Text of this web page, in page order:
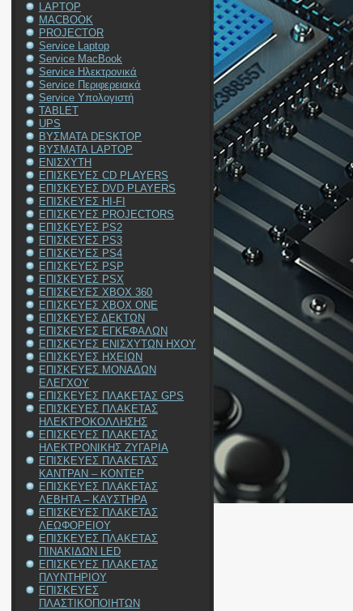
LAPTOP
MACBOOK
PROJECTOR
Service Laptop
Service MacBook
Service Ηλεκτρονικά
Service Περιφερειακά
Service Υπολογιστή
TABLET
UPS
ΒΥΣΜΑΤΑ DESKTOP
ΒΥΣΜΑΤΑ LAPTOP
ΕΝΙΣΧΥΤΗ
ΕΠΙΣΚΕΥΕΣ CD PLAYERS
ΕΠΙΣΚΕΥΕΣ DVD PLAYERS
ΕΠΙΣΚΕΥΕΣ HI-FI
ΕΠΙΣΚΕΥΕΣ PROJECTORS
ΕΠΙΣΚΕΥΕΣ PS2
ΕΠΙΣΚΕΥΕΣ PS3
ΕΠΙΣΚΕΥΕΣ PS4
ΕΠΙΣΚΕΥΕΣ PSP
ΕΠΙΣΚΕΥΕΣ PSX
ΕΠΙΣΚΕΥΕΣ XBOX 360
ΕΠΙΣΚΕΥΕΣ XBOX ONE
ΕΠΙΣΚΕΥΕΣ ΔΕΚΤΩΝ
ΕΠΙΣΚΕΥΕΣ ΕΓΚΕΦΑΛΩΝ
ΕΠΙΣΚΕΥΕΣ ΕΝΙΣΧΥΤΩΝ ΗΧΟΥ
ΕΠΙΣΚΕΥΕΣ ΗΧΕΙΩΝ
ΕΠΙΣΚΕΥΕΣ ΜΟΝΑΔΩΝ
ΕΛΕΓΧΟΥ
ΕΠΙΣΚΕΥΕΣ ΠΛΑΚΕΤΑΣ GPS
ΕΠΙΣΚΕΥΕΣ ΠΛΑΚΕΤΑΣ
ΗΛΕΚΤΡΟΚΟΛΛΗΣΗΣ
ΕΠΙΣΚΕΥΕΣ ΠΛΑΚΕΤΑΣ
ΗΛΕΚΤΡΟΝΙΚΗΣ ΖΥΓΑΡΙΑ
ΕΠΙΣΚΕΥΕΣ ΠΛΑΚΕΤΑΣ
ΚΑΝΤΡΑΝ – ΚΟΝΤΕΡ
ΕΠΙΣΚΕΥΕΣ ΠΛΑΚΕΤΑΣ
ΛΕΒΗΤΑ – ΚΑΥΣΤΗΡΑ
ΕΠΙΣΚΕΥΕΣ ΠΛΑΚΕΤΑΣ
ΛΕΩΦΟΡΕΙΟΥ
ΕΠΙΣΚΕΥΕΣ ΠΛΑΚΕΤΑΣ
ΠΙΝΑΚΙΔΩΝ LED
ΕΠΙΣΚΕΥΕΣ ΠΛΑΚΕΤΑΣ
ΠΛΥΝΤΗΡΙΟΥ
ΕΠΙΣΚΕΥΕΣ
ΠΛΑΣΤΙΚΟΠΟΙΗΤΩΝ